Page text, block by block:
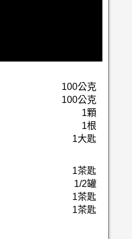
100公克
100公克
1顆
1根
1大匙
1茶匙
1/2罐
1茶匙
1茶匙